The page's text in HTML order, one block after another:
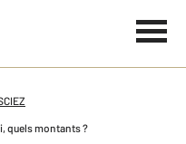
quels montants ?